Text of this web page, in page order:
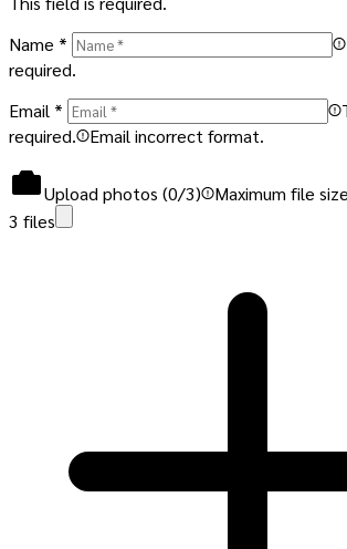
Name *
required.
Email *
required.
Email incorrect format.
Upload photos (0/3)
Maximum file
3 files